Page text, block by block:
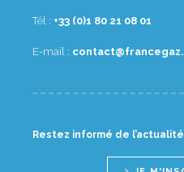
Tél : 10 80 12 08 1(0) 33+
E-mail :
Restez informé de